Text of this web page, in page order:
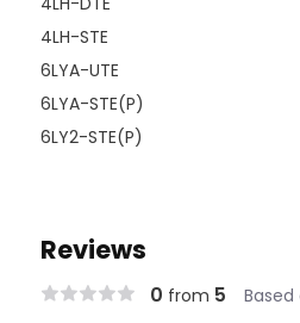
4LH-STE
6LYA-UTE
6LYA-STE(P)
6LY2-STE(P)
Reviews
0 from 5
Based